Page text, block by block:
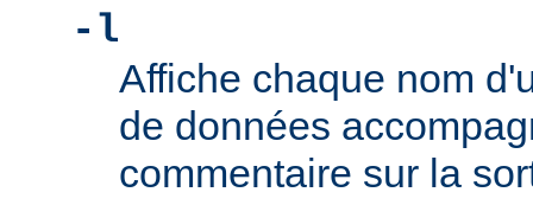
-l
Affiche chaque nom
de données
commentaire sur la